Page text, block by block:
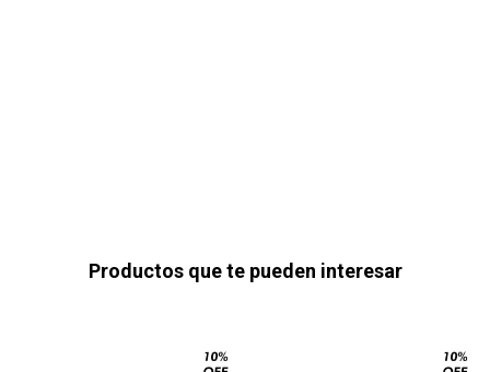
Productos que te pueden interesar